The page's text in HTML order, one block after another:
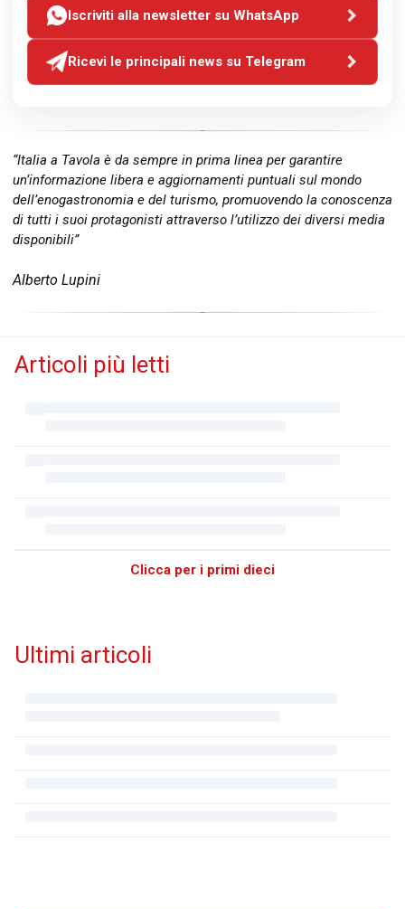
Iscriviti alla newsletter su WhatsApp
Ricevi le principali news su Telegram
“Italia a Tavola è da sempre in prima linea per garantire
un’informazione libera e aggiornamenti puntuali sul mondo
dell’enogastronomia e del turismo, promuovendo la conoscenza
di tutti i suoi protagonisti attraverso l’utilizzo dei diversi media
disponibili”
Alberto Lupini
Articoli più letti
Clicca per i primi dieci
Ultimi articoli